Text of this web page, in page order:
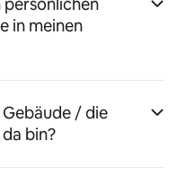
in meinen
/ die
bin?